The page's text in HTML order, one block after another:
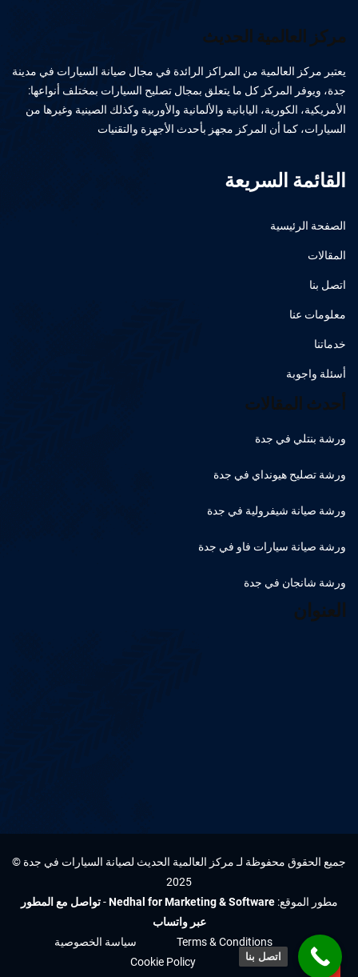
مركز العالمية الحديث
يعتبر مركز العالمية من المراكز الرائدة في مجال صيانة السيارات في مدينة
جدة، ويوفر المركز كل ما يتعلق بمجال تصليح السيارات بمختلف أنواعها:
الأمريكية، الكورية، اليابانية والألمانية والأوربية وكذلك الصينية وغيرها من
السيارات، كما أن المركز مجهز بأحدث الأجهزة والتقنيات
القائمة السريعة
الصفحة الرئيسية
المقالات
اتصل بنا
معلومات عنا
خدماتنا
أسئلة واجوبة
أحدث المقالات
ورشة بنتلي في جدة
ورشة تصليح هيونداي في جدة
ورشة صيانة شيفرولية في جدة
ورشة صيانة سيارات فاو في جدة
ورشة شانجان في جدة
العنوان
جميع الحقوق محفوظة لـ مركز العالمية الحديث لصيانة السيارات في جدة ©
2025
مطور الموقع:Nedhal for Marketing & Software
-تواصل مع المطور
عبر واتساب
Terms & Conditions
سياسة الخصوصية
Cookie Policy
اتصل بنا